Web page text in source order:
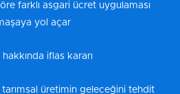
farklı asgari ücret uygulaması
yol açar
hakkında iflas kararı
üretimin geleceğini tehdit